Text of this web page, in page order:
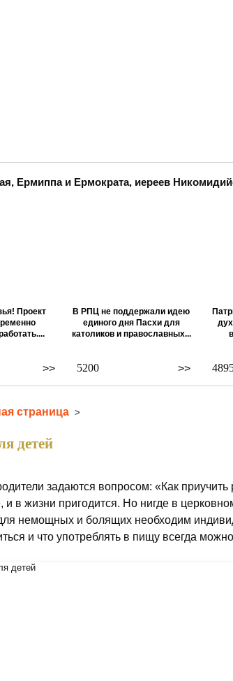
Ермиппа и Ермократа, иереев
Проект
>>
В РПЦ не поддержали идею
единого дня Пасхи для
католиков и православных...
>>
5200
страница >
детей
задаются вопросом: «Как
и в жизни пригодится. Но нигде в
немощных и болящих необходим
и что употреблять в пищу всегда